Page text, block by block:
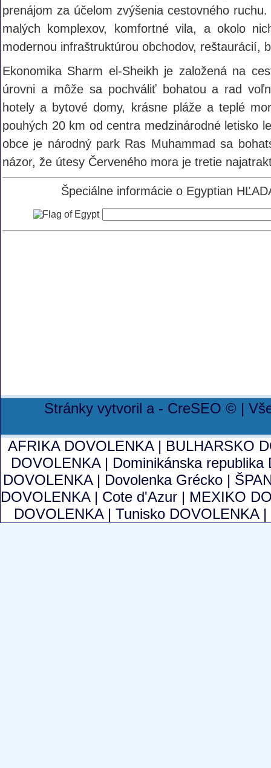
prenájom za účelom zvýšenia cestovného
malých komplexov, komfortné vila, a okolo
modernou infraštruktúrou obchodov, reštaurácií,
Ekonomika Sharm el-Sheikh je založená na
úrovni a môže sa pochváliť bohatou a rad
hotely a bytové domy, krásne pláže a teplé
pouhých 20 km od centra medzinárodné letisko
obce je národný park Ras Muhammad sa
názor, že útesy Červeného mora je tretie
Špeciálne informácie o Egyptian
Stránky vytvoril a - CreSEO © |
AFRIKA DOVOLENKA | BULHARSKO
DOVOLENKA | Dominikánska
DOVOLENKA | Dovolenka Grécko |
DOVOLENKA | Cote d'Azur | MEXIKO
DOVOLENKA |Tunisko DOVOLENKA |